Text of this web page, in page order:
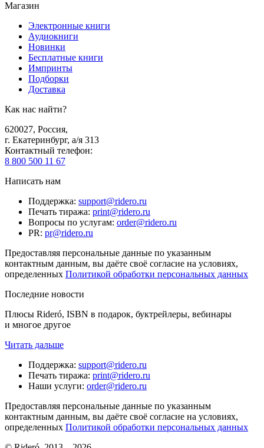
Магазин
Электронные книги
Аудиокниги
Новинки
Бесплатные книги
Импринты
Подборки
Доставка
Как нас найти?
620027, Россия,
г. Екатеринбург, а/я 313
Контактный телефон:
8 800 500 11 67
Написать нам
Поддержка: support@ridero.ru
Печать тиража: print@ridero.ru
Вопросы по услугам: order@ridero.ru
PR: pr@ridero.ru
Предоставляя персональные данные по указанным
контактным данным, вы даёте своё согласие на условиях,
определенных Политикой обработки персональных данных
Последние новости
Плюсы Rideró, ISBN в подарок, буктрейлеры, вебинары
и многое другое
Читать дальше
Поддержка: support@ridero.ru
Печать тиража: print@ridero.ru
Наши услуги: order@ridero.ru
Предоставляя персональные данные по указанным
контактным данным, вы даёте своё согласие на условиях,
определенных Политикой обработки персональных данных